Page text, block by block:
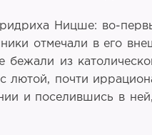
Ницше: во-
отмечали в его
бежали из
лютой, почти
и поселившись в